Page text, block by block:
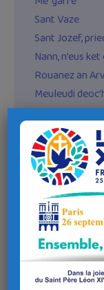
Sant Vaze
Sant Jozef,
Nann, n’eus
Rouanez an
Meuleudi
Mond
Meuleudi
Kantik ar zeiz
Itron Santez
Litaniou berr
Embanner braz
Gwenolé, tad
D’or Mamm
Galloud ha
Evidoc’h eo,